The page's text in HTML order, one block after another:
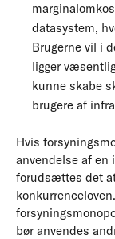
datasystem,
Brugerne vil i
ligger
kunne skabe
brugere af
Hvis
anvendelse af en
forudsættes det
bør anvendes